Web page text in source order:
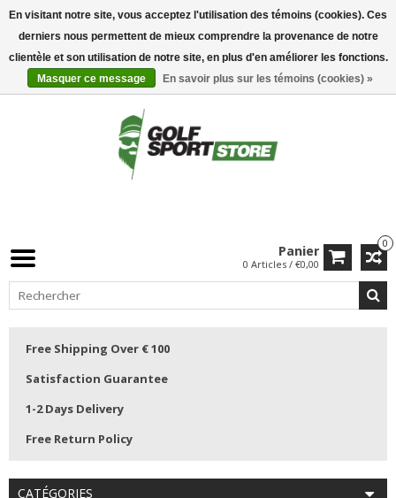
0
Panier
0 Articles / €0,00
Free Shipping Over € 100
Satisfaction Guarantee
1-2 Days Delivery
Free Return Policy
CATÉGORIES
En visitant notre site, vous acceptez l'utilisation des témoins (cookies). Ces
derniers nous permettent de mieux comprendre la provenance de notre
clientèle et son utilisation de notre site, en plus d'en améliorer les fonctions.
Masquer ce message
En savoir plus sur les témoins (cookies) »